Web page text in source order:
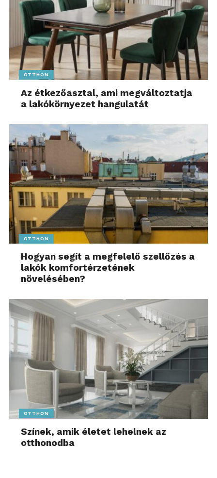
OTTHON
Az étkezőasztal, ami megváltoztatja
a lakókörnyezet hangulatát
OTTHON
Hogyan segít a megfelelő szellőzés a
lakók komfortérzetének
növelésében?
OTTHON
Színek, amik életet lehelnek az
otthonodba